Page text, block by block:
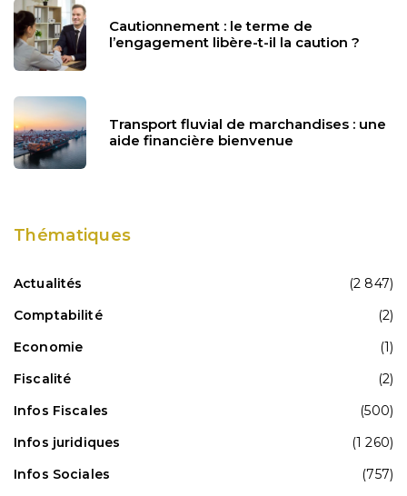
Cautionnement : le terme de
l’engagement libère-t-il la caution ?
Transport fluvial de marchandises : une
aide financière bienvenue
Thématiques
Actualités
(2 847)
Comptabilité
(2)
Economie
(1)
Fiscalité
(2)
Infos Fiscales
(500)
Infos juridiques
(1 260)
Infos Sociales
(757)